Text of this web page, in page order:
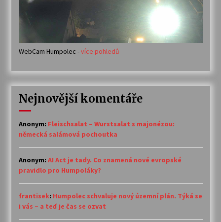
WebCam Humpolec -více pohledů
Nejnovější komentáře
Anonym: Fleischsalat – Wurstsalat s majonézou:
německá salámová pochoutka
Anonym: AI Act je tady. Co znamená nové evropské
pravidlo pro Humpoláky?
frantisek: Humpolec schvaluje nový územní plán. Týká se
i vás – a teď je čas se ozvat